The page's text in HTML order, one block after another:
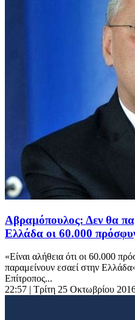
Αβραμόπουλος: Δεν θα
Ελλάδα οι 60.000
«Είναι αλήθεια ότι οι 60.000
παραμείνουν εσαεί στην
Επίτροπος...
22:57 | Τρίτη 25 Οκτωβρίου